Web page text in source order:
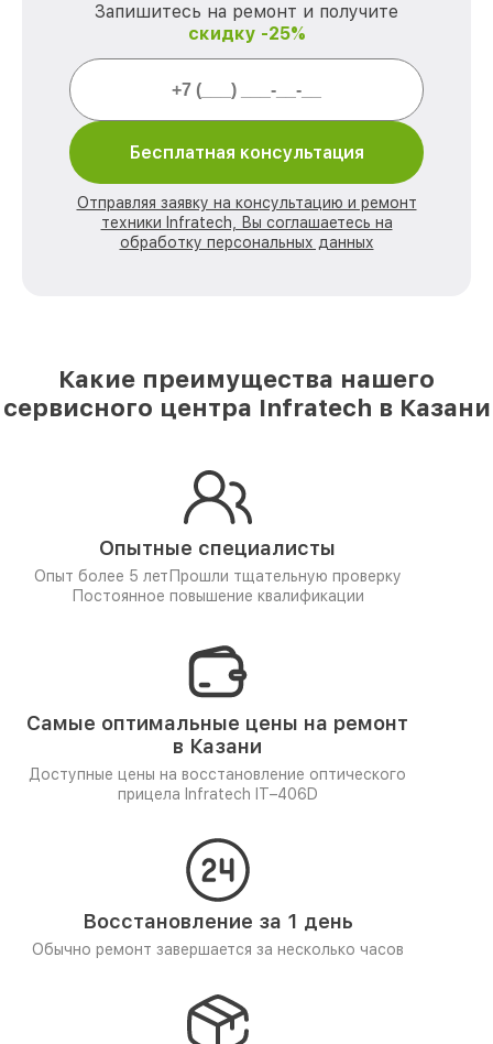
Запишитесь на ремонт и получите
скидку -25%
Бесплатная консультация
Отправляя заявку на консультацию и ремонт
техники Infratech, Вы соглашаетесь на
обработку персональных данных
Какие преимущества нашего
сервисного центра Infratech в Казани
Опытные специалисты
Опыт более 5 лет Прошли тщательную проверку
Постоянное повышение квалификации
Самые оптимальные цены на ремонт
в Казани
Доступные цены на восстановление оптического
прицела Infratech IT–406D
Восстановление за 1 день
Обычно ремонт завершается за несколько часов